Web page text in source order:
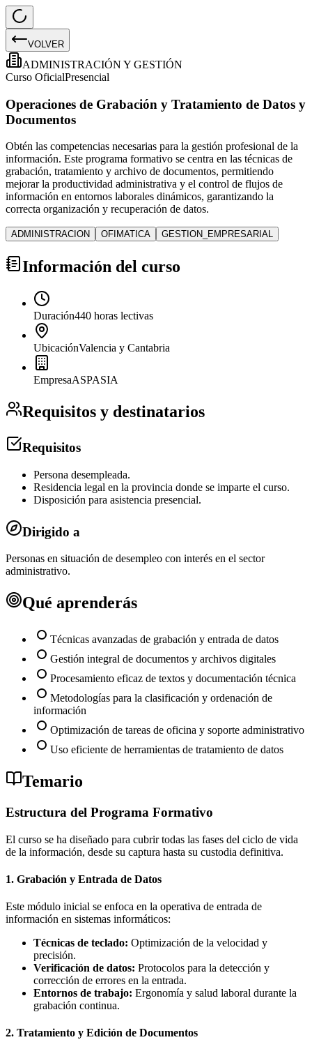
VOLVER
ADMINISTRACIÓN Y GESTIÓN
Curso OficialPresencial
Operaciones de Grabación y Tratamiento de Datos y
Documentos
Obtén las competencias necesarias para la gestión profesional de la
información. Este programa formativo se centra en las técnicas de
grabación, tratamiento y archivo de documentos, permitiendo
mejorar la productividad administrativa y el control de flujos de
información en entornos laborales dinámicos, garantizando la
correcta organización y recuperación de datos.
ADMINISTRACION OFIMATICA GESTION_EMPRESARIAL
Información del curso
Duración440 horas lectivas
UbicaciónValencia y Cantabria
EmpresaASPASIA
Requisitos y destinatarios
Requisitos
Persona desempleada.
Residencia legal en la provincia donde se imparte el curso.
Disposición para asistencia presencial.
Dirigido a
Personas en situación de desempleo con interés en el sector
administrativo.
Qué aprenderás
Técnicas avanzadas de grabación y entrada de datos
Gestión integral de documentos y archivos digitales
Procesamiento eficaz de textos y documentación técnica
Metodologías para la clasificación y ordenación de
información
Optimización de tareas de oficina y soporte administrativo
Uso eficiente de herramientas de tratamiento de datos
Temario
Estructura del Programa Formativo
El curso se ha diseñado para cubrir todas las fases del ciclo de vida
de la información, desde su captura hasta su custodia definitiva.
1. Grabación y Entrada de Datos
Este módulo inicial se enfoca en la operativa de entrada de
información en sistemas informáticos:
Técnicas de teclado: Optimización de la velocidad y
precisión.
Verificación de datos: Protocolos para la detección y
corrección de errores en la entrada.
Entornos de trabajo: Ergonomía y salud laboral durante la
grabación continua.
2. Tratamiento y Edición de Documentos